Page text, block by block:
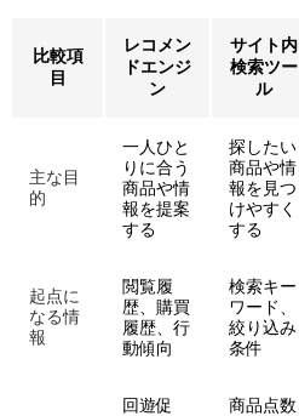
比較項
目
レコメン
ドエンジ
ン
サイト内
検索ツー
ル
主な目
的
一人ひと
りに合う
商品や情
報を提案
する
探したい
商品や情
報を見つ
けやすく
する
起点に
なる情
報
閲覧履
歴、購買
履歴、行
動傾向
検索キー
ワード、
絞り込み
条件
回遊促 商品点数